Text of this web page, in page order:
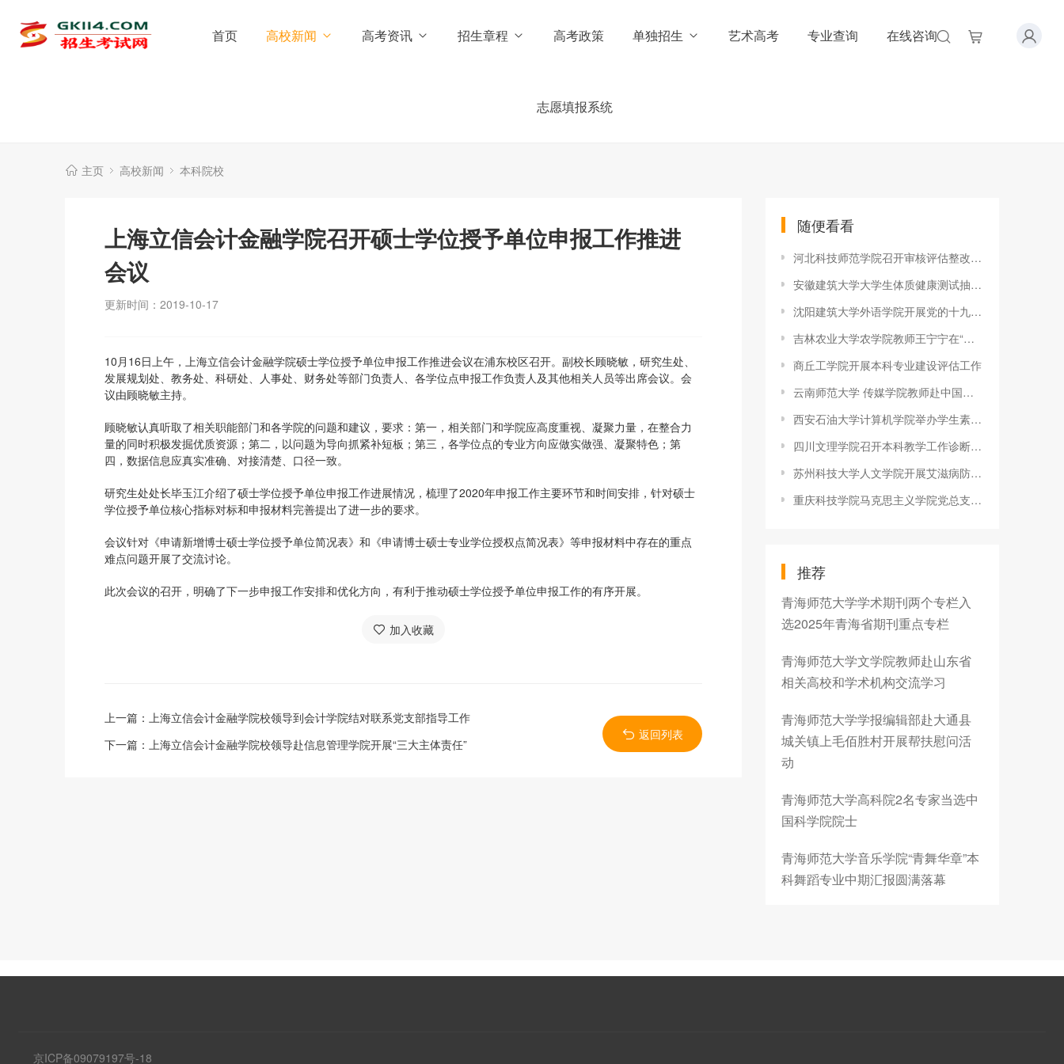
首页 高校新闻 高考资讯 招生章程 高考政策 单独招生 艺术高考 专业查询 在线咨询
志愿填报系统
主页 高校新闻 本科院校
上海立信会计金融学院召开硕士学位授予单位申报工作推进
会议
更新时间：2019-10-17
10月16日上午，上海立信会计金融学院硕士学位授予单位申报工作推进会议在浦东校区召开。副校长顾晓敏，研究生处、
发展规划处、教务处、科研处、人事处、财务处等部门负责人、各学位点申报工作负责人及其他相关人员等出席会议。会
议由顾晓敏主持。
顾晓敏认真听取了相关职能部门和各学院的问题和建议，要求：第一，相关部门和学院应高度重视、凝聚力量，在整合力
量的同时积极发掘优质资源；第二，以问题为导向抓紧补短板；第三，各学位点的专业方向应做实做强、凝聚特色；第
四，数据信息应真实准确、对接清楚、口径一致。
研究生处处长毕玉江介绍了硕士学位授予单位申报工作进展情况，梳理了2020年申报工作主要环节和时间安排，针对硕士
学位授予单位核心指标对标和申报材料完善提出了进一步的要求。
会议针对《申请新增博士硕士学位授予单位简况表》和《申请博士硕士专业学位授权点简况表》等申报材料中存在的重点
难点问题开展了交流讨论。
此次会议的召开，明确了下一步申报工作安排和优化方向，有利于推动硕士学位授予单位申报工作的有序开展。
加入收藏
上一篇： 上海立信会计金融学院校领导到会计学院结对联系党支部指导工作
下一篇： 上海立信会计金融学院校领导赴信息管理学院开展“三大主体责任”
返回列表
随便看看
河北科技师范学院召开审核评估整改等教学工作会议
安徽建筑大学大学生体质健康测试抽查监测工作圆满结束
沈阳建筑大学外语学院开展党的十九大精神学习专题党课
吉林农业大学农学院教师王宁宁在“全国作物学学科青年教师教学技
商丘工学院开展本科专业建设评估工作
云南师范大学 传媒学院教师赴中国传媒大学进行学科专业调研
西安石油大学计算机学院举办学生素质拓展活动之拔河比赛
四川文理学院召开本科教学工作诊断性评估专家见面会
苏州科技大学人文学院开展艾滋病防治宣传教育活动
重庆科技学院马克思主义学院党总支召开党员大会组建委员会
推荐
青海师范大学学术期刊两个专栏入
选2025年青海省期刊重点专栏
青海师范大学文学院教师赴山东省
相关高校和学术机构交流学习
青海师范大学学报编辑部赴大通县
城关镇上毛佰胜村开展帮扶慰问活
动
青海师范大学高科院2名专家当选中
国科学院院士
青海师范大学音乐学院“青舞华章”本
科舞蹈专业中期汇报圆满落幕
京ICP备09079197号-18